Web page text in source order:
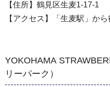
【住所】鶴見区生麦1-17-1
【アクセス】「生麦駅」か
YOKOHAMA
リーパーク）